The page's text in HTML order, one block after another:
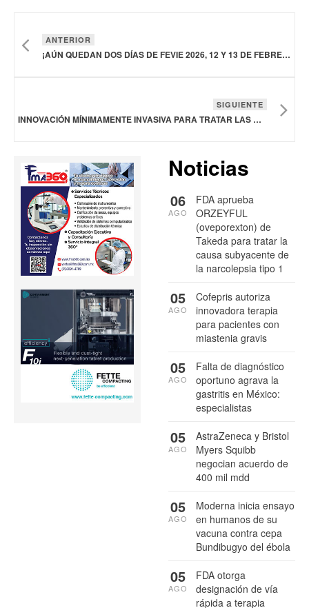
ANTERIOR
¡AÚN QUEDAN DOS DÍAS DE FEVIE 2026, 12 Y 13 DE FEBRERO!
SIGUIENTE
INNOVACIÓN MÍNIMAMENTE INVASIVA PARA TRATAR LAS CARDIOPATÍAS CONGÉNITAS
Noticias
FDA aprueba
ORZEYFUL
(oveporexton) de
Takeda para tratar la
causa subyacente de
la narcolepsia tipo 1
06
AGO
Cofepris autoriza
innovadora terapia
para pacientes con
miastenia gravis
05
AGO
Falta de diagnóstico
oportuno agrava la
gastritis en México:
especialistas
05
AGO
AstraZeneca y Bristol
Myers Squibb
negocian acuerdo de
400 mil mdd
05
AGO
Moderna inicia ensayo
en humanos de su
vacuna contra cepa
Bundibugyo del ébola
05
AGO
FDA otorga
designación de vía
rápida a terapia
05
AGO